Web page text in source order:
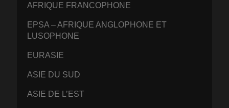
AFRIQUE FRANCOPHONE
EPSA – AFRIQUE ANGLOPHONE ET
LUSOPHONE
EURASIE
ASIE DU SUD
ASIE DE L’EST